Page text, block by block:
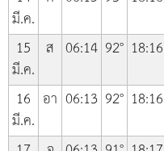
มี.ค.
15
มี.ค.
ส 06:14 92° 18:16
16
มี.ค.
อา 06:13 92° 18:16